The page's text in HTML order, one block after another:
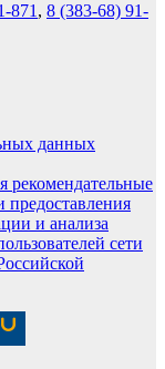
871 , 8 (383-68) 91-
данных
рекомендательные
и анализа
сети